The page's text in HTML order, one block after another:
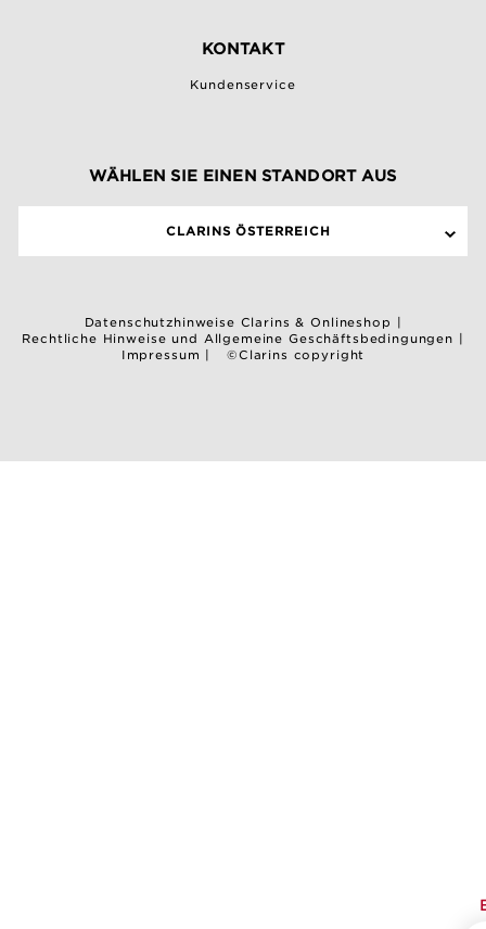
KONTAKT
Kundenservice
WÄHLEN SIE EINEN STANDORT AUS
CLARINS ÖSTERREICH
Datenschutzhinweise Clarins & Onlineshop |
Rechtliche Hinweise und Allgemeine Geschäftsbedingungen |
Impressum | ©Clarins copyright